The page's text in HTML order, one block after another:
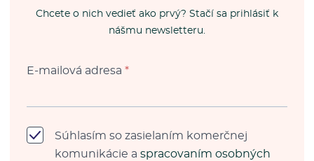
Chcete o nich vedieť ako prvý? Stačí sa prihlásiť k
nášmu newsletteru.
E-mailová adresa *
Súhlasím so zasielaním komerčnej
komunikácie a spracovaním osobných